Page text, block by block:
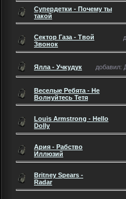
Супердетки - Почему ты
такой
Сектор Газа - Твой
Звонок
Ялла - Учкудук добавил:
Веселые Ребята - Не
Волнуйтесь Тетя
Louis Armstrong - Hello
Dolly
Ария - Рабство
Иллюзий
Britney Spears -
Radar